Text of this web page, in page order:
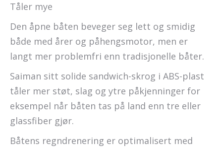
Tåler mye
Den åpne båten beveger seg lett og smidig
både med årer og påhengsmotor, men er
langt mer problemfri enn tradisjonelle båter.
Saiman sitt solide sandwich-skrog i ABS-plast
tåler mer støt, slag og ytre påkjenninger for
eksempel når båten tas på land enn tre eller
glassfiber gjør.
Båtens regndrenering er optimalisert med